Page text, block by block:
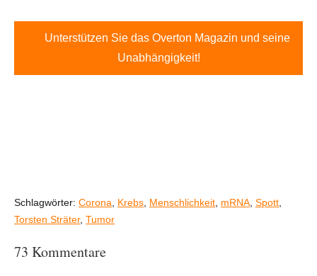
Unterstützen Sie das Overton Magazin und seine
Unabhängigkeit!
Schlagwörter: Corona Krebs Menschlichkeit mRNA Spott
Torsten Sträter, Tumor
73 Kommentare